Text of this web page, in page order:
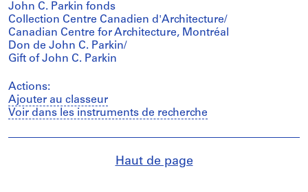
John C. Parkin fonds
Collection Centre Canadien d'Architecture/
Canadian Centre for Architecture, Montréal
Don de John C. Parkin/
Gift of John C. Parkin
Actions:
Ajouter au classeur
Voir dans les instruments de recherche
Haut de page